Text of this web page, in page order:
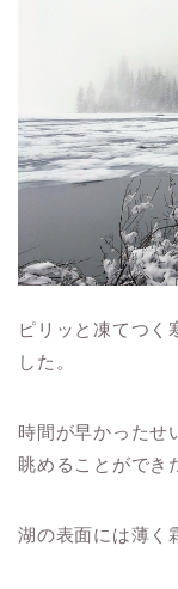
ピリッと凍てつく
した。
時間が早かったせ
眺めることができ
湖の表面には薄く